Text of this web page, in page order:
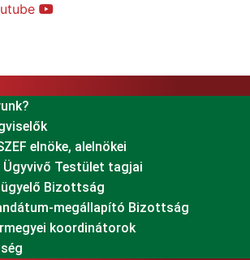
elnöke, alelnökei
Ügyvivő Testület tagjai
Bizottság
megállapító Bizottság
koordinátorok